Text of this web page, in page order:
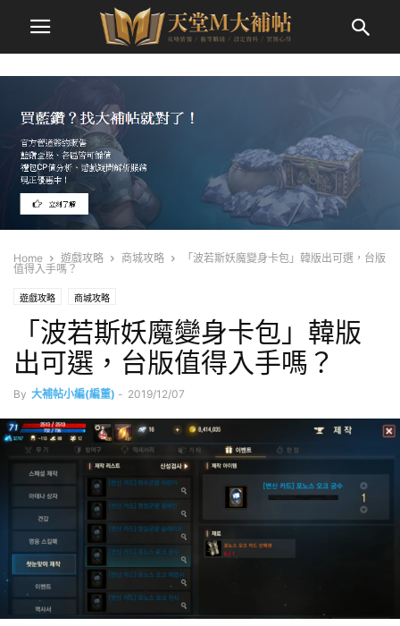
Home 遊戲攻略 商城攻略
「波若斯妖魔變身卡包」韓版出可選，台版
值得入手嗎？
遊戲攻略 商城攻略
「波若斯妖魔變身卡包」韓版
出可選，台版值得入手嗎？
By 大補帖小編(編董) - 2019/12/07